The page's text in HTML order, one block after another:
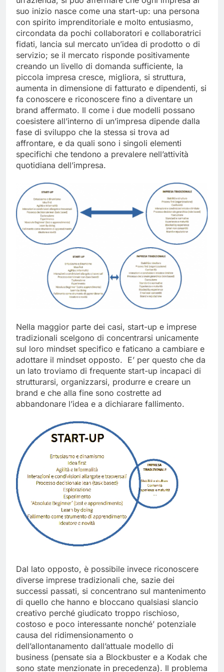
un’azienda, si può affermare che ogni impresa al
suo inizio nasce come una start-up: una persona
con spirito imprenditoriale e molto entusiasmo,
circondata da pochi collaboratori e collaboratrici
fidati, lancia sul mercato un’idea di prodotto o di
servizio; se il mercato risponde positivamente
creando un livello di domanda sufficiente, la
piccola impresa cresce, migliora, si struttura,
aumenta in dimensione di fatturato e dipendenti, si
fa conoscere e riconoscere fino a diventare un
brand affermato. Il come i due modelli possano
coesistere all’interno di un’impresa dipende dalla
fase di sviluppo che la stessa si trova ad
affrontare, e da quali sono i singoli elementi
specifichi che tendono a prevalere nell’attività
Nella maggior parte dei casi, start-up e imprese
tradizionali scelgono di concentrarsi unicamente
sul loro mindset specifico e faticano a cambiare e
adottare il mindset opposto. E’ per questo che da
un lato troviamo di frequente start-up incapaci di
strutturarsi, organizzarsi, produrre e creare un
brand e che alla fine sono costrette ad
Dal lato opposto, è possibile invece riconoscere
diverse imprese tradizionali che, sazie dei
successi passati, si concentrano sul mantenimento
di quello che hanno e bloccano qualsiasi slancio
creativo perché giudicato troppo rischioso,
costoso e poco interessante nonché’ potenziale
causa del ridimensionamento o
dell’allontanamento dall’attuale modello di
business (pensate sia a Blockbuster e a Kodak che